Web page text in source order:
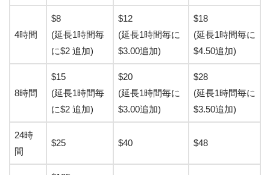
4時間
$8
(延長1時間毎
に$2 追加)
$12
(延長1時間毎に
$3.00追加)
$18
(延長1時間毎に
$4.50追加)
8時間
$15
(延長1時間毎
に$2 追加)
$20
(延長1時間毎に
$3.00追加)
$28
(延長1時間毎に
$3.50追加)
24時
間
$25 $40 $48